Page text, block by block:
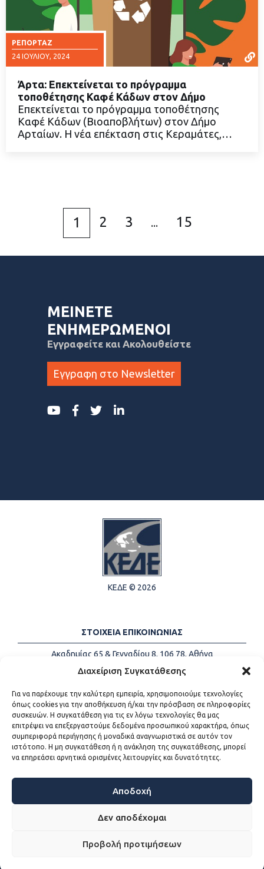
Διαχείριση Συγκατάθεσης
Για να παρέχουμε την καλύτερη εμπειρία, χρησιμοποιούμε τεχνολογίες
όπως cookies για την αποθήκευση ή/και την πρόσβαση σε πληροφορίες
συσκευών. Η συγκατάθεση για τις εν λόγω τεχνολογίες θα μας
επιτρέψει να επεξεργαστούμε δεδομένα προσωπικού χαρακτήρα, όπως
συμπεριφορά περιήγησης ή μοναδικά αναγνωριστικά σε αυτόν τον
ιστότοπο. Η μη συγκατάθεση ή η ανάκληση της συγκατάθεσης, μπορεί
να επηρεάσει αρνητικά ορισμένες λειτουργίες και δυνατότητες.
Αποδοχή
Δεν αποδέχομαι
Προβολή προτιμήσεων
ΡΕΠΟΡΤΆΖ
24 ΙΟΥΛΊΟΥ, 2024
ΔΙΑΒΑΣΤΕ ΠΕΡΙΣΣΟΤΕΡΑ
Άρτα: Επεκτείνεται το πρόγραμμα
τοποθέτησης Καφέ Κάδων στον Δήμο
Επεκτείνεται το πρόγραμμα τοποθέτησης
Καφέ Κάδων (Βιοαποβλήτων) στον Δήμο
Αρταίων. Η νέα επέκταση στις Κεραμάτες,…
1 2 3 ... 15
ΜΕΙΝΕΤΕ
ΕΝΗΜΕΡΩΜΕΝΟΙ
Εγγραφείτε και Ακολουθείστε
Εγγραφη στο Newsletter
ΚΕΔΕ © 2026
ΣΤΟΙΧΕΙΑ ΕΠΙΚΟΙΝΩΝΙΑΣ
Ακαδημίας 65 & Γενναδίου 8, 106 78, Αθήνα
Τηλέφωνα:
+30 213-2147500
Email:
info@kede.gr
ΧΡΗΣΙΜΟΙ ΣΥΝΔΕΣΜΟΙ
Η ΚΕΔΕ
Sitemap
Προσβασιμότητα
Όροι χρήσης
WEB DEVELOPMENT BY ΕΓΚΡΙΤΟΣ GROUP - ΣΥΝΕΡΓΑΣΙΑ Α.Ε.